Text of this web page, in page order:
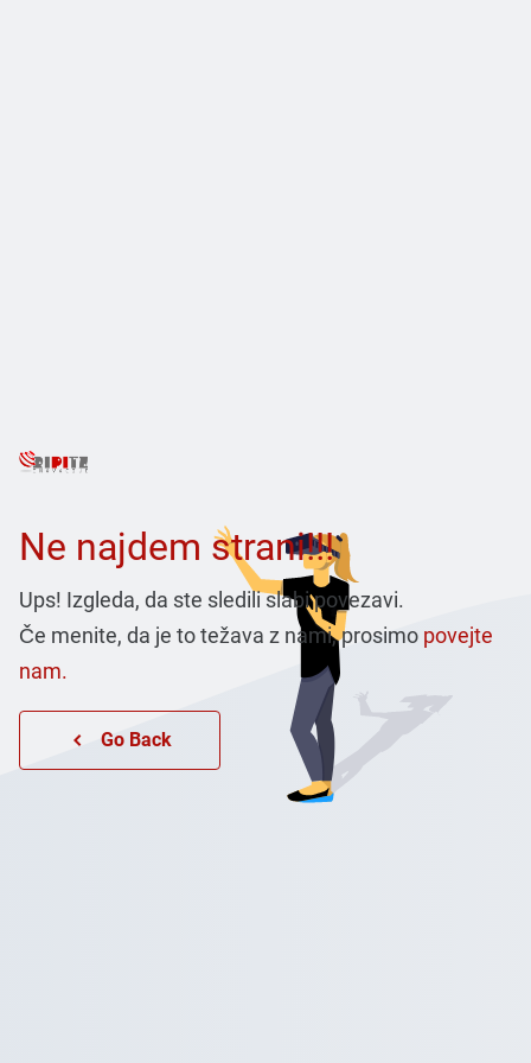
Ne najdem strani!!!
Ups! Izgleda, da ste sledili slabi povezavi.
Če menite, da je to težava z nami, prosimo povejte
nam.
Go Back